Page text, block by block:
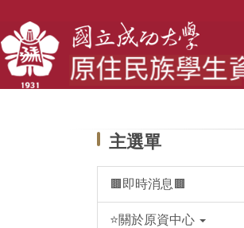
到
主
要
內
主選單
🟫即時消息🟫
⭐️關於原資中心